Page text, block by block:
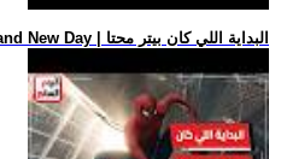
.. فيلم Spider-Man: Brand New Day | البداية اللي كان بيتر محتا